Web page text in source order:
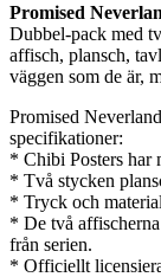
Promised
Dubbel-pack med
affisch, plansch,
väggen som de är,
Promised
specifikationer:
* Chibi Posters har
* Två stycken
* Tryck och
* De två
från serien.
* Officiellt